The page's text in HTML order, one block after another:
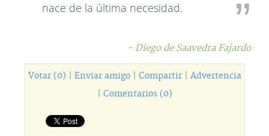
nace de la última necesidad.
- Diego de Saavedra Fajardo
Votar (0) Enviar amigo| Compartir| Advertencia
Comentarios (0)